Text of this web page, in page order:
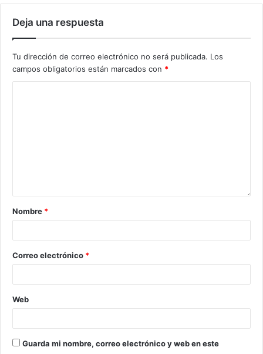
Deja una respuesta
Tu dirección de correo electrónico no será publicada. Los
campos obligatorios están marcados con *
Nombre *
Correo electrónico *
Web
Guarda mi nombre, correo electrónico y web en este